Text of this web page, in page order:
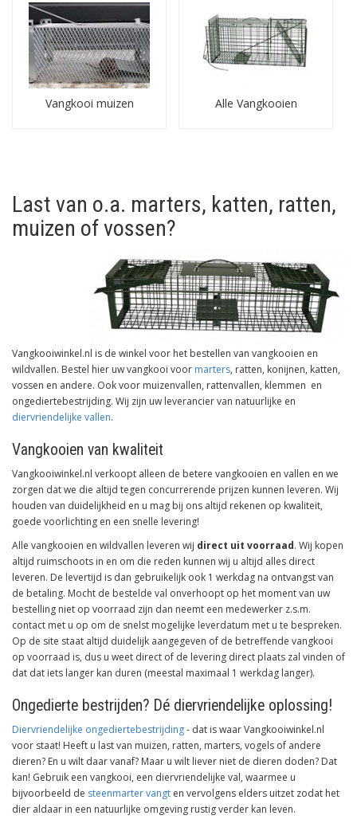
Vangkooi muizen Alle Vangkooien
Last van o.a. marters, katten, ratten,
muizen of vossen?
Vangkooiwinkel.nl is de winkel voor het bestellen van vangkooien en
wildvallen. Bestel hier uw vangkooi voor marters, ratten, konijnen, katten,
vossen en andere. Ook voor muizenvallen, rattenvallen, klemmen en
ongediertebestrijding. Wij zijn uw leverancier van natuurlijke en
diervriendelijke vallen.
Vangkooien van kwaliteit
Vangkooiwinkel.nl verkoopt alleen de betere vangkooien en vallen en we
zorgen dat we die altijd tegen concurrerende prijzen kunnen leveren. Wij
houden van duidelijkheid en u mag bij ons altijd rekenen op kwaliteit,
goede voorlichting en een snelle levering!
Alle vangkooien en wildvallen leveren wij direct uit voorraad. Wij kopen
altijd ruimschoots in en om die reden kunnen wij u altijd alles direct
leveren. De levertijd is dan gebruikelijk ook 1 werkdag na ontvangst van
de betaling. Mocht de bestelde val onverhoopt op het moment van uw
bestelling niet op voorraad zijn dan neemt een medewerker z.s.m.
contact met u op om de snelst mogelijke leverdatum met u te bespreken.
Op de site staat altijd duidelijk aangegeven of de betreffende vangkooi
op voorraad is, dus u weet direct of de levering direct plaats zal vinden of
dat dat iets langer kan duren (meestal maximaal 1 werkdag langer).
Ongedierte bestrijden? Dé diervriendelijke oplossing!
Diervriendelijke ongediertebestrijding- dat is waar Vangkooiwinkel.nl
voor staat! Heeft u last van muizen, ratten, marters, vogels of andere
dieren? En u wilt daar vanaf? Maar u wilt liever niet de dieren doden? Dat
kan! Gebruik een vangkooi, een diervriendelijke val, waarmee u
bijvoorbeeld de steenmarter vangt en vervolgens elders uitzet zodat het
dier aldaar in een natuurlijke omgeving rustig verder kan leven.